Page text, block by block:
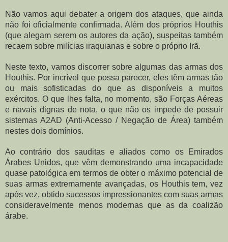
Não vamos aqui debater a origem dos ataques, que ainda
não foi oficialmente confirmada. Além dos próprios Houthis
(que alegam serem os autores da ação), suspeitas também
recaem sobre milícias iraquianas e sobre o próprio Irã.
Neste texto, vamos discorrer sobre algumas das armas dos
Houthis. Por incrível que possa parecer, eles têm armas tão
ou mais sofisticadas do que as disponíveis a muitos
exércitos. O que lhes falta, no momento, são Forças Aéreas
e navais dignas de nota, o que não os impede de possuir
sistemas A2AD (Anti-Acesso / Negação de Área) também
nestes dois domínios.
Ao contrário dos sauditas e aliados como os Emirados
Árabes Unidos, que vêm demonstrando uma incapacidade
quase patológica em termos de obter o máximo potencial de
suas armas extremamente avançadas, os Houthis tem, vez
após vez, obtido sucessos impressionantes com suas armas
consideravelmente menos modernas que as da coalizão
árabe.